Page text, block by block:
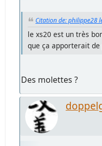
Citation de: philippe28
le xs20 est un très
que ça apporterait de
Des molettes ?